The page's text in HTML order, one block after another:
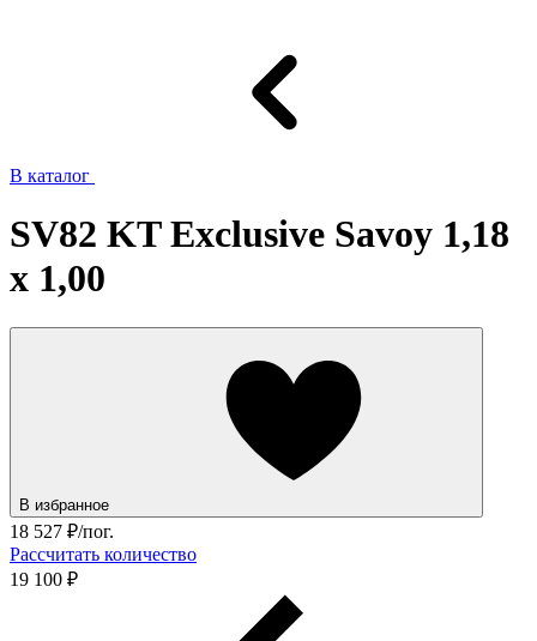
В каталог
SV82 KT Exclusive Savoy 1,18
x 1,00
В избранное
18 527 ₽/пог.
Рассчитать количество
19 100 ₽